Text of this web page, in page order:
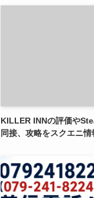
KILLER INNの評価や
同接、攻略をスクエニ